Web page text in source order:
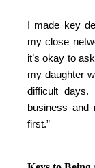
I made key
my close
it’s okay to
my daughter
difficult
business
first.”